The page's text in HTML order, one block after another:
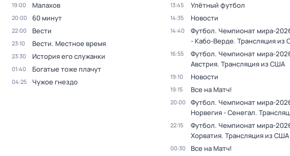
19:00 Малахов
20:00 60 минут
22:00 Вести
23:10 Вести. Местное время
23:30 История его служанки
01:40 Богатые тоже плачут
04:25 Чужое гнездо
13:45 Улётный футбол
14:35 Новости
14:40
Футбол. Чемпионат мира-
- Кабо-Верде. Трансляция из
16:55
Футбол. Чемпионат мира-
Австрия. Трансляция из США
19:10 Новости
19:15 Все на Матч!
20:00
Футбол. Чемпионат мира-
Норвегия - Сенегал.
22:15
Футбол. Чемпионат мира-
Хорватия. Трансляция из США
00:30 Все на Матч!